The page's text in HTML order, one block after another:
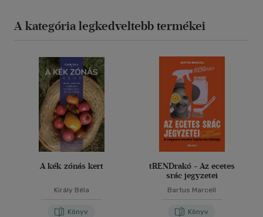
A kategória legkedveltebb termékei
A kék zónás kert
Király Béla
Könyv
tRENDrakó - Az ecetes
srác jegyzetei
Bartus Marcell
Könyv